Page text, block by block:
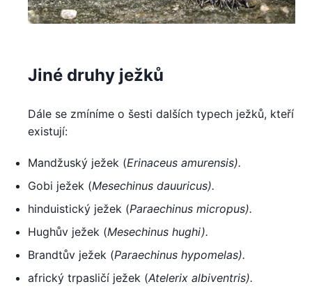
Jiné druhy ježků
Dále se zmíníme o šesti dalších typech ježků, kteří
existují:
Mandžuský ježek (Erinaceus amurensis).
Gobi ježek (Mesechinus dauuricus).
hinduistický ježek (Paraechinus micropus).
Hughův ježek (Mesechinus hughi).
Brandtův ježek (Paraechinus hypomelas).
africký trpasličí ježek (Atelerix albiventris).